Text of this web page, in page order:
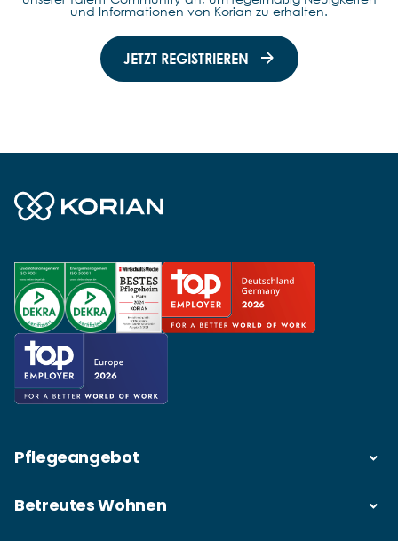
und Informationen von Korian zu erhalten.
JETZT REGISTRIEREN
Pflegeangebot
Betreutes Wohnen